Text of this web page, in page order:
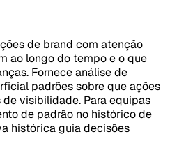
de brand com atenção
ao longo do tempo e o que
Fornece análise de
padrões sobre que ações
visibilidade. Para equipas
de padrão no histórico de
histórica guia decisões